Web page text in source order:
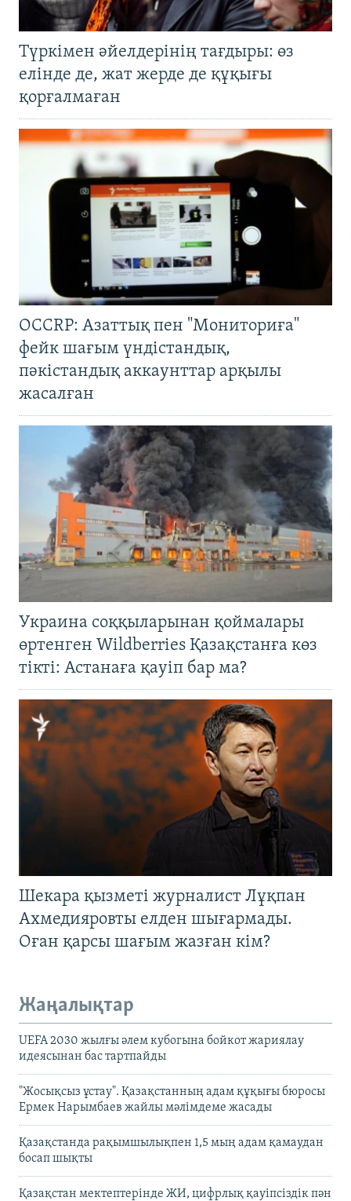
Түркімен әйелдерінің тағдыры: өз
елінде де, жат жерде де құқығы
қорғалмаған
OCCRP: Азаттық пен "Мониториға"
фейк шағым үндістандық,
пәкістандық аккаунттар арқылы
жасалған
Украина соққыларынан қоймалары
өртенген Wildberries Қазақстанға көз
тікті: Астанаға қауіп бар ма?
Шекара қызметі журналист Лұқпан
Ахмедияровты елден шығармады.
Оған қарсы шағым жазған кім?
Жаңалықтар
UEFA 2030 жылғы әлем кубогына бойкот жариялау
идеясынан бас тартпайды
"Жосықсыз ұстау". Қазақстанның адам құқығы бюросы
Ермек Нарымбаев жайлы мәлімдеме жасады
Қазақстанда рақымшылықпен 1,5 мың адам қамаудан
босап шықты
Қазақстан мектептерінде ЖИ, цифрлық қауіпсіздік пән